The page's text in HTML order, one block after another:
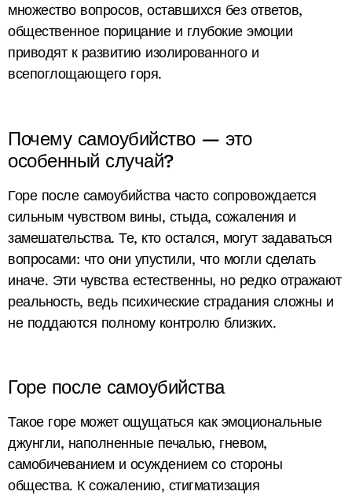
множество вопросов, оставшихся без ответов,
общественное порицание и глубокие эмоции
приводят к развитию изолированного и
всепоглощающего горя.
Почему самоубийство — это
особенный случай?
Горе после самоубийства часто сопровождается
сильным чувством вины, стыда, сожаления и
замешательства. Те, кто остался, могут задаваться
вопросами: что они упустили, что могли сделать
иначе. Эти чувства естественны, но редко отражают
реальность, ведь психические страдания сложны и
не поддаются полному контролю близких.
Горе после самоубийства
Такое горе может ощущаться как эмоциональные
джунгли, наполненные печалью, гневом,
самобичеванием и осуждением со стороны
общества. К сожалению, стигматизация